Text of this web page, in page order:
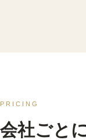
PRICING
会社ごと